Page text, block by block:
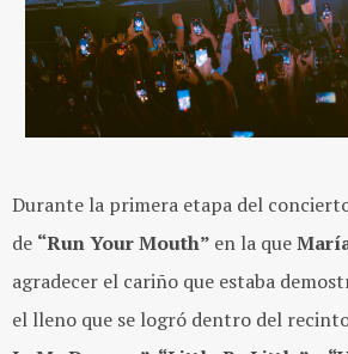
Durante la primera etapa del
de “Run Your Mouth” en la que
agradecer el cariño que estaba
el lleno que se logró dentro del